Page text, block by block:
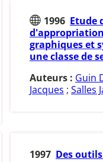
1996 Etude
graphiques et
une classe de
Auteurs : Guin
Jacques ; Salles
1997 Des